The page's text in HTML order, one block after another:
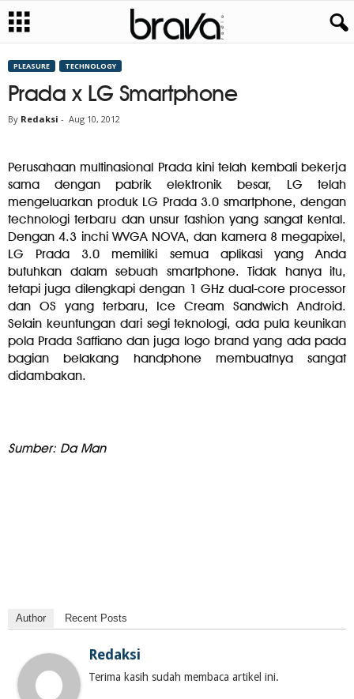
PLEASURE TECHNOLOGY
Prada x LG Smartphone
By Redaksi - Aug 10, 2012
Perusahaan multinasional Prada kini telah kembali bekerja
sama dengan pabrik elektronik besar, LG telah
mengeluarkan produk LG Prada 3.0 smartphone, dengan
technologi terbaru dan unsur fashion yang sangat kental.
Dengan 4.3 inchi WVGA NOVA, dan kamera 8 megapixel,
LG Prada 3.0 memiliki semua aplikasi yang Anda
butuhkan dalam sebuah smartphone. Tidak hanya itu,
tetapi juga dilengkapi dengan 1 GHz dual-core processor
dan OS yang terbaru, Ice Cream Sandwich Android.
Selain keuntungan dari segi teknologi, ada pula keunikan
pola Prada Saffiano dan juga logo brand yang ada pada
bagian belakang handphone membuatnya sangat
didambakan.
Sumber: Da Man
Author Recent Posts
Redaksi
Terima kasih sudah membaca artikel ini.